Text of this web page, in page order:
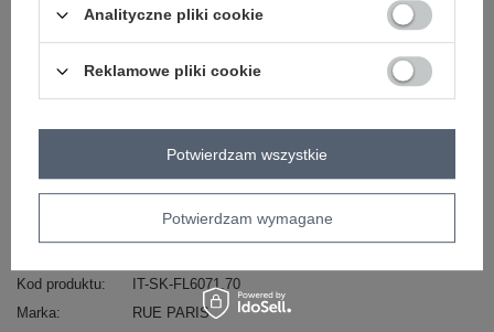
ZALOGUJ SIĘ I ZOBACZ CENĘ
Masz pytanie? Chętnie pomożemy.
+48 601 547 740 Zadaj pytanie
skład materiału : 95% bawełna, 5% elastan
sposób prania : pranie w pralce w 30°C
Kod produktu
IT-SK-FL6071.70
Marka
RUE PARIS
Analityczne pliki cookie
Reklamowe pliki cookie
Potwierdzam wymagane
Potwierdzam wszystkie